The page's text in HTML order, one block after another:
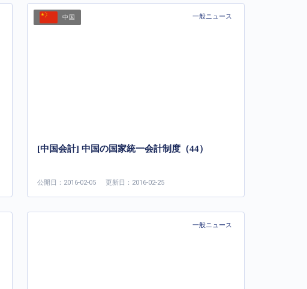
中国 一般ニュース
[中国会計] 中国の国家統一会計制度（44）
公開日：2016-02-05 更新日：2016-02-25
一般ニュース